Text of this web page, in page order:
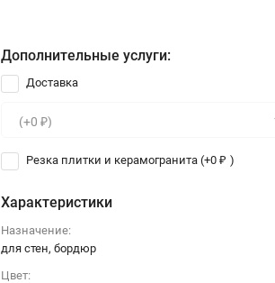
Дополнительные услуги:
Доставка
Резка плитки и керамогранита (+0₽ )
Характеристики
Назначение:
для стен, бордюр
Цвет: